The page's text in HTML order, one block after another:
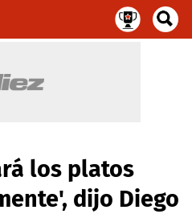
los platos
dijo Diego